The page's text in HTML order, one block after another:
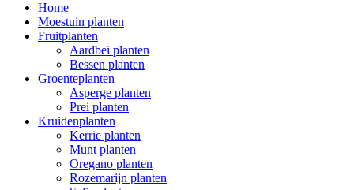
Home
Moestuin planten
Fruitplanten
Aardbei planten
Bessen planten
Groenteplanten
Asperge planten
Prei planten
Kruidenplanten
Kerrie planten
Munt planten
Oregano planten
Rozemarijn planten